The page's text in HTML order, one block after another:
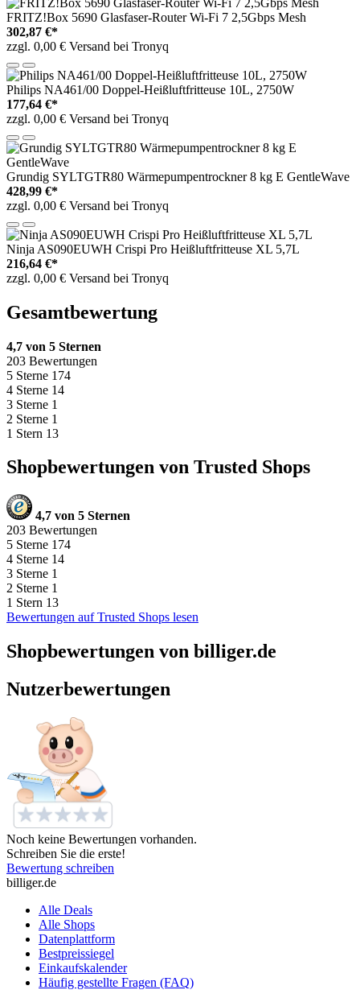
FRITZ!Box 5690 Glasfaser-Router Wi‐Fi 7 2,5Gbps Mesh
302,87 €*
zzgl. 0,00 € Versand bei Tronyq
Philips NA461/00 Doppel-Heißluftfritteuse 10L, 2750W
177,64 €*
zzgl. 0,00 € Versand bei Tronyq
Grundig SYLTGTR80 Wärmepumpentrockner 8 kg E GentleWave
428,99 €*
zzgl. 0,00 € Versand bei Tronyq
Ninja AS090EUWH Crispi Pro Heißluftfritteuse XL 5,7L
216,64 €*
zzgl. 0,00 € Versand bei Tronyq
Gesamtbewertung
4,7 von 5 Sternen
203 Bewertungen
5 Sterne 174
4 Sterne 14
3 Sterne 1
2 Sterne 1
1 Stern 13
Shopbewertungen von Trusted Shops
4,7 von 5 Sternen
203 Bewertungen
5 Sterne 174
4 Sterne 14
3 Sterne 1
2 Sterne 1
1 Stern 13
Bewertungen auf Trusted Shops lesen
Shopbewertungen von billiger.de
Nutzerbewertungen
Noch keine Bewertungen vorhanden.
Schreiben Sie die erste!
Bewertung schreiben
billiger.de
Alle Deals
Alle Shops
Datenplattform
Bestpreissiegel
Einkaufskalender
Häufig gestellte Fragen (FAQ)